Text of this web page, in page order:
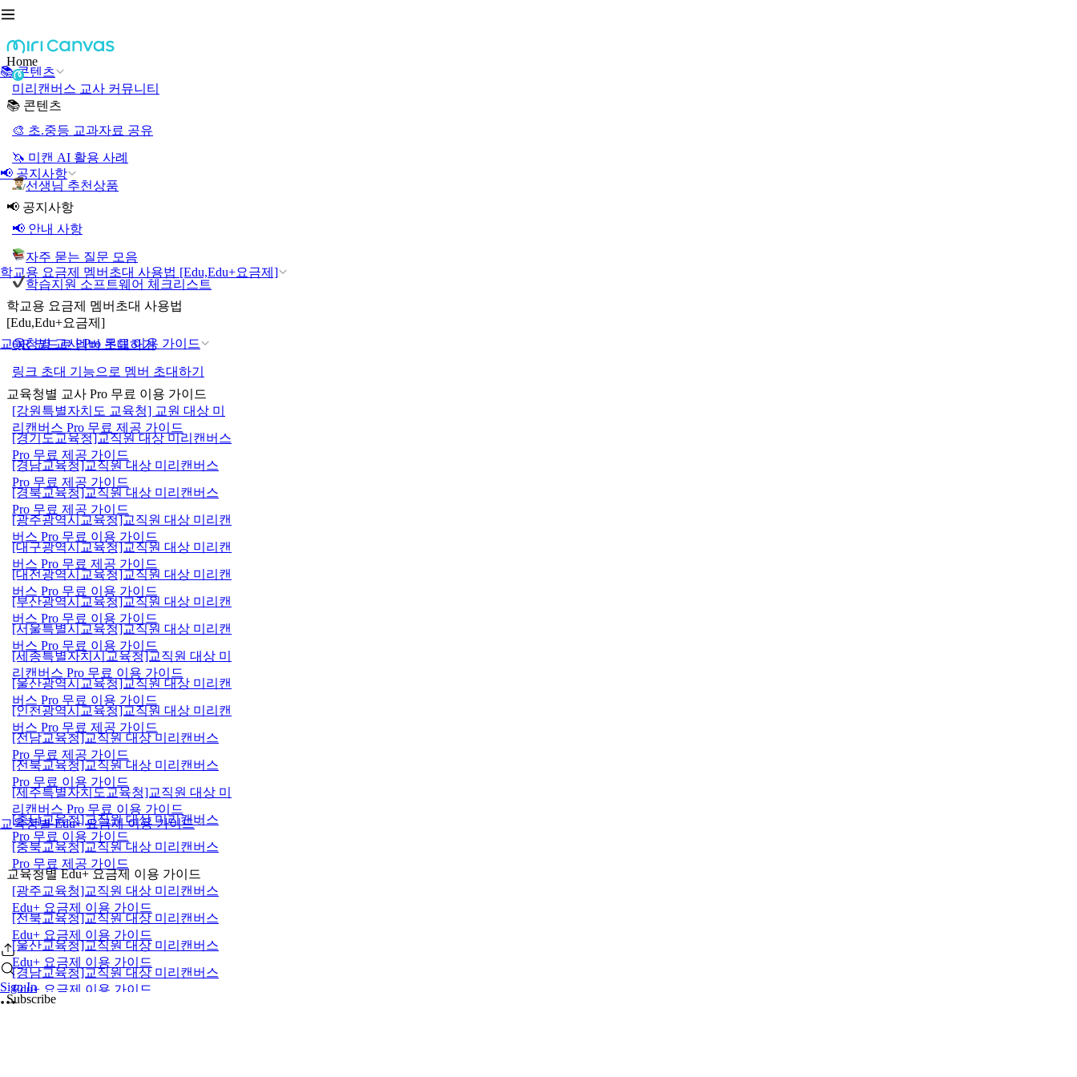
📚 콘텐츠
📢 공지사항
학교용 요금제 멤버초대 사용법 [Edu,Edu+요금제]
교육청별 교사 Pro 무료 이용 가이드
교육청별 Edu+ 요금제 이용 가이드
Sign In
Home
미리캔버스 교사 커뮤니티
📚 콘텐츠
🎨 초.중등 교과자료 공유
🦄 미캔 AI 활용 사례
선생님 추천상품
📢 공지사항
📢 안내 사항
자주 묻는 질문 모음
학습지원 소프트웨어 체크리스트
학교용 요금제 멤버초대 사용법
[Edu,Edu+요금제]
QR 코드로 멤버 초대하기
링크 초대 기능으로 멤버 초대하기
교육청별 교사 Pro 무료 이용 가이드
[강원특별자치도 교육청] 교원 대상 미
리캔버스 Pro 무료 제공 가이드
[경기도교육청]교직원 대상 미리캔버스
Pro 무료 제공 가이드
[경남교육청]교직원 대상 미리캔버스
Pro 무료 제공 가이드
[경북교육청]교직원 대상 미리캔버스
Pro 무료 제공 가이드
[광주광역시교육청]교직원 대상 미리캔
버스 Pro 무료 이용 가이드
[대구광역시교육청]교직원 대상 미리캔
버스 Pro 무료 제공 가이드
[대전광역시교육청]교직원 대상 미리캔
버스 Pro 무료 이용 가이드
[부산광역시교육청]교직원 대상 미리캔
버스 Pro 무료 이용 가이드
[서울특별시교육청]교직원 대상 미리캔
버스 Pro 무료 이용 가이드
[세종특별자치시교육청]교직원 대상 미
리캔버스 Pro 무료 이용 가이드
[울산광역시교육청]교직원 대상 미리캔
버스 Pro 무료 이용 가이드
[인천광역시교육청]교직원 대상 미리캔
버스 Pro 무료 제공 가이드
[전남교육청]교직원 대상 미리캔버스
Pro 무료 제공 가이드
[전북교육청]교직원 대상 미리캔버스
Pro 무료 이용 가이드
[제주특별자치도교육청]교직원 대상 미
리캔버스 Pro 무료 이용 가이드
[충남교육청]교직원 대상 미리캔버스
Pro 무료 이용 가이드
[충북교육청]교직원 대상 미리캔버스
Pro 무료 제공 가이드
교육청별 Edu+ 요금제 이용 가이드
[광주교육청]교직원 대상 미리캔버스
Edu+ 요금제 이용 가이드
[전북교육청]교직원 대상 미리캔버스
Edu+ 요금제 이용 가이드
[울산교육청]교직원 대상 미리캔버스
Edu+ 요금제 이용 가이드
[경남교육청]교직원 대상 미리캔버스
Edu+ 요금제 이용 가이드
Subscribe